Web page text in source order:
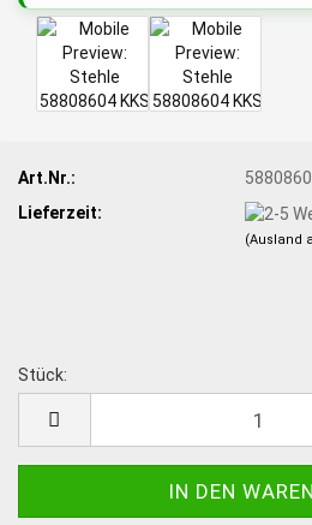
Art.Nr.:
Lieferzeit:
(Ausland
Stück: